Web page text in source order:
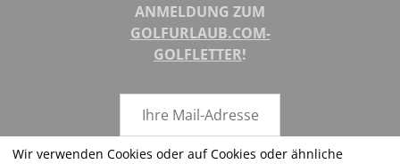
ANMELDUNG ZUM
GOLFURLAUB.COM-
GOLFLETTER!
Wir verwenden Cookies oder auf Cookies oder ähnliche